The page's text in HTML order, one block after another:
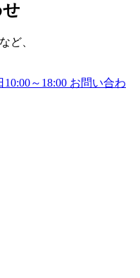
ど、
～18:00 お問い合わ